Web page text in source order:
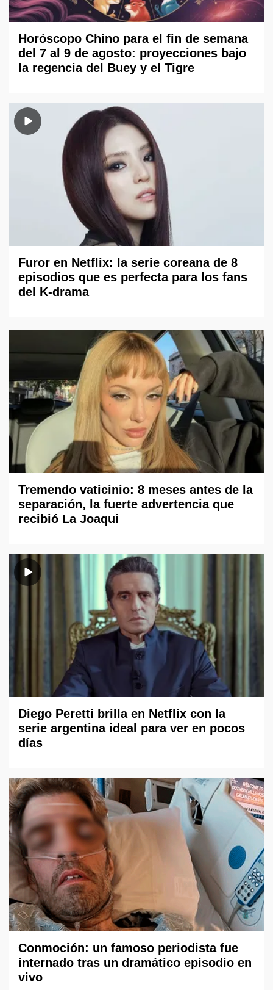
Horóscopo Chino para el fin de semana
del 7 al 9 de agosto: proyecciones bajo
la regencia del Buey y el Tigre
Furor en Netflix: la serie coreana de 8
episodios que es perfecta para los fans
del K-drama
Tremendo vaticinio: 8 meses antes de la
separación, la fuerte advertencia que
recibió La Joaqui
Diego Peretti brilla en Netflix con la
serie argentina ideal para ver en pocos
días
Conmoción: un famoso periodista fue
internado tras un dramático episodio en
vivo